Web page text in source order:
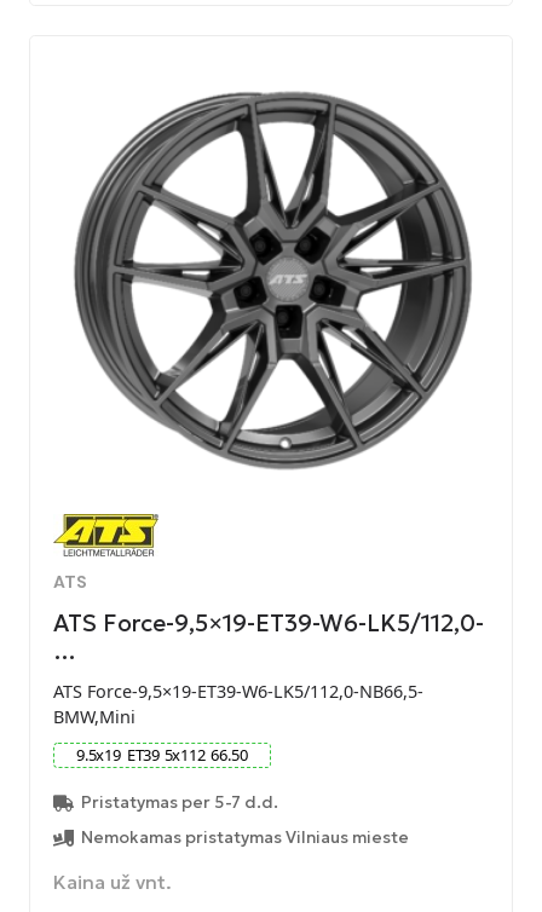
ATS
ATS Force-9,5×19-ET39-W6-LK5/112,0-
…
ATS Force-9,5×19-ET39-W6-LK5/112,0-NB66,5-
BMW,Mini
9.5x19 ET39 5x112 66.50
Pristatymas per 5-7 d.d.
Nemokamas pristatymas Vilniaus mieste
Kaina už vnt.